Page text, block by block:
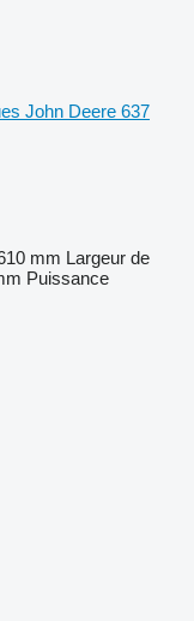
John Deere 637
mm Largeur de
Puissance